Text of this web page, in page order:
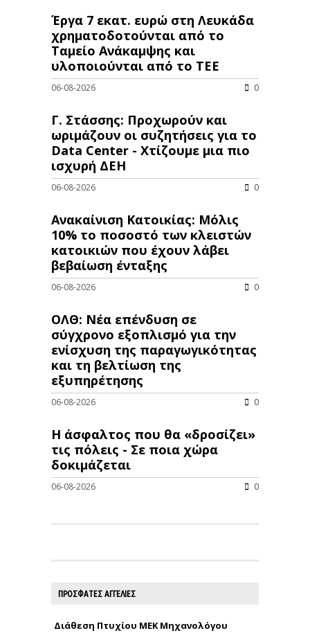
Έργα 7 εκατ. ευρώ στη Λευκάδα
χρηματοδοτούνται από το
Ταμείο Ανάκαμψης και
υλοποιούνται από το ΤΕΕ
06-08-2026 0
Γ. Στάσσης: Προχωρούν και
ωριμάζουν οι συζητήσεις για το
Data Center - Χτίζουμε μια πιο
ισχυρή ΔΕΗ
06-08-2026 0
Ανακαίνιση Κατοικίας: Μόλις
10% το ποσοστό των κλειστών
κατοικιών που έχουν λάβει
βεβαίωση ένταξης
06-08-2026 0
ΟΛΘ: Νέα επένδυση σε
σύγχρονο εξοπλισμό για την
ενίσχυση της παραγωγικότητας
και τη βελτίωση της
εξυπηρέτησης
06-08-2026 0
Η άσφαλτος που θα «δροσίζει»
τις πόλεις - Σε ποια χώρα
δοκιμάζεται
06-08-2026 0
ΠΡΟΣΦΑΤΕΣ ΑΓΓΕΛΙΕΣ
Διάθεση Πτυχίου ΜΕΚ Μηχανολόγου